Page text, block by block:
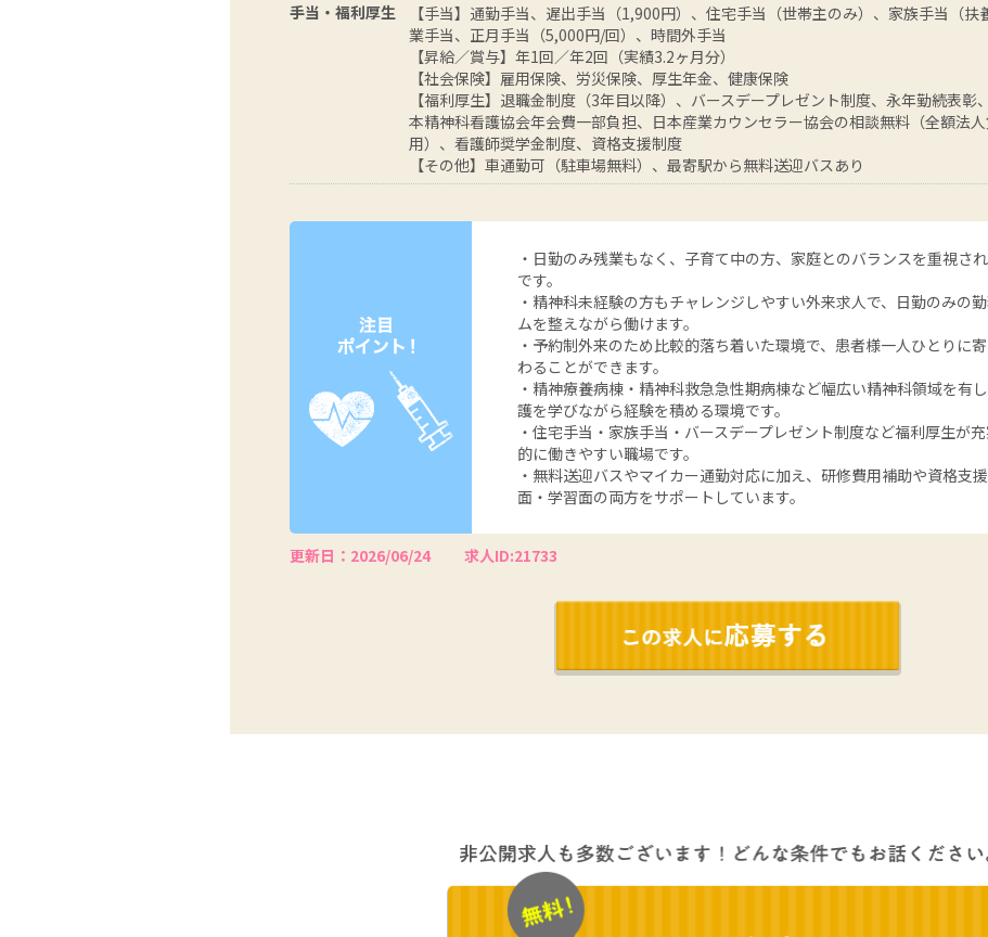
手当・福利厚生
【手当】通勤手当、遅出手当（1,900円）、住宅手当（世帯主のみ）、家族手当（
業手当、正月手当（5,000円/回）、時間外手当
【昇給／賞与】年1回／年2回（実績3.2ヶ月分）
【社会保険】雇用保険、労災保険、厚生年金、健康保険
【福利厚生】退職金制度（3年目以降）、バースデープレゼント制度、永年勤続表彰
本精神科看護協会年会費一部負担、日本産業カウンセラー協会の相談無料（全額法
用）、看護師奨学金制度、資格支援制度
【その他】車通勤可（駐車場無料）、最寄駅から無料送迎バスあり
・日勤のみ残業もなく、子育て中の方、家庭とのバランスを重視さ
です。
・精神科未経験の方もチャレンジしやすい外来求人で、日勤のみの
ムを整えながら働けます。
・予約制外来のため比較的落ち着いた環境で、患者様一人ひとりに
わることができます。
・精神療養病棟・精神科救急急性期病棟など幅広い精神科領域を有
護を学びながら経験を積める環境です。
・住宅手当・家族手当・バースデープレゼント制度など福利厚生が
的に働きやすい職場です。
・無料送迎バスやマイカー通勤対応に加え、研修費用補助や資格支
面・学習面の両方をサポートしています。
更新日：2026/06/24 求人ID:21733